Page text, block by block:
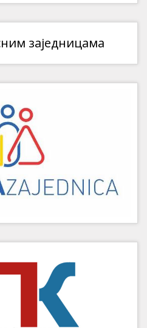
заједницама